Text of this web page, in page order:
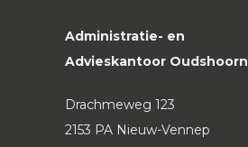
Administratie- en
Advieskantoor Oudshoorn
Drachmeweg 123
2153 PA Nieuw-Vennep